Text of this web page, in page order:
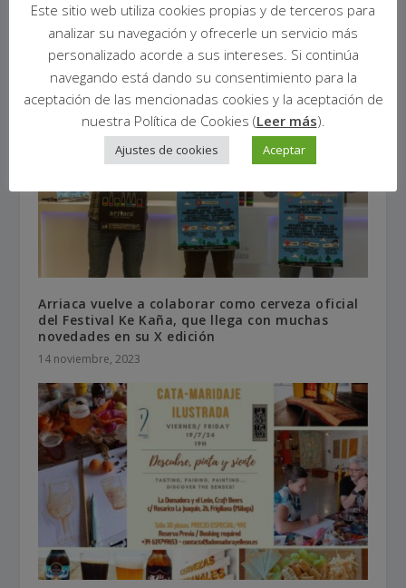
ENTRADAS RELACIONADAS
Arriaca vuelve a colaborar como cerveza oficial
del Festival Ke Kaña, que llega con muchas
novedades en su X edición
14 noviembre, 2023
Este sitio web utiliza cookies propias y de terceros para
analizar su navegación y ofrecerle un servicio más
personalizado acorde a sus intereses. Si continúa
navegando está dando su consentimiento para la
aceptación de las mencionadas cookies y la aceptación de
nuestra Política de Cookies (Leer más).
Ajustes de cookies Aceptar